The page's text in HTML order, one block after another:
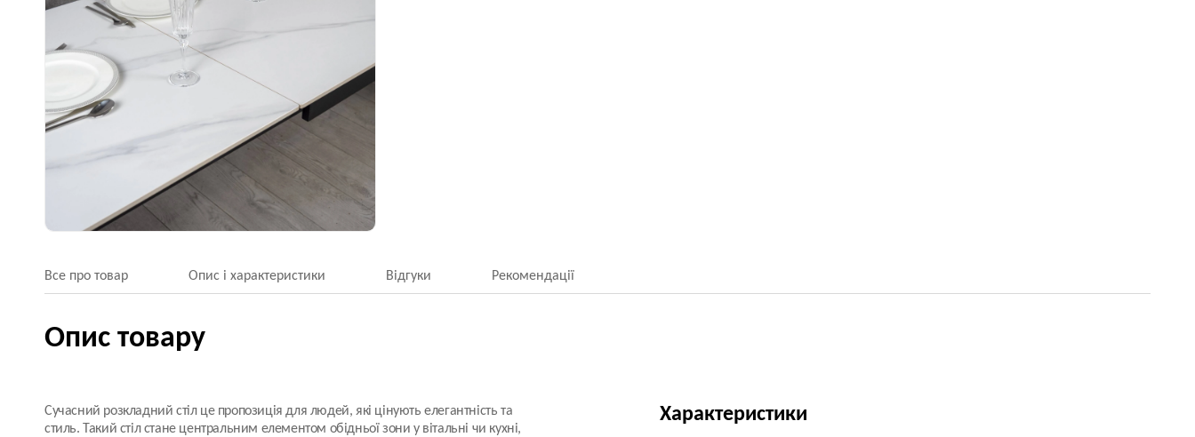
Все про товар Опис і характеристики Відгуки Рекомендації
Опис товару
Сучасний розкладний стіл це пропозиція для людей, які цінують елегантність та
стиль. Такий стіл стане центральним елементом обідньої зони у вітальні чи кухні,
Характеристики